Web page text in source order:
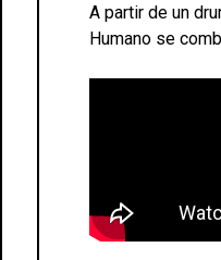
A partir de un
Humano se